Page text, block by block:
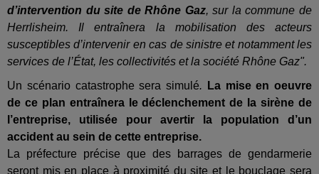
d’intervention du site de Rhône Gaz, sur la commune de
Herrlisheim. Il entraînera la mobilisation des acteurs
susceptibles d’intervenir en cas de sinistre et notamment les
services de l’État, les collectivités et la société Rhône Gaz".
Un scénario catastrophe sera simulé.
La mise en oeuvre
de ce plan entraînera le déclenchement de la sirène de
l’entreprise, utilisée pour avertir la population d’un
accident au sein de cette entreprise.
La préfecture précise que des barrages de gendarmerie
seront mis en place à proximité du site et le bouclage sera